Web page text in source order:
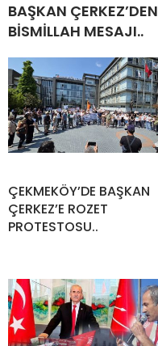
BAŞKAN
BİSMİLLAH MESAJI..
ÇEKMEKÖY’DE BAŞKAN
ÇERKEZ’E ROZET
PROTESTOSU..